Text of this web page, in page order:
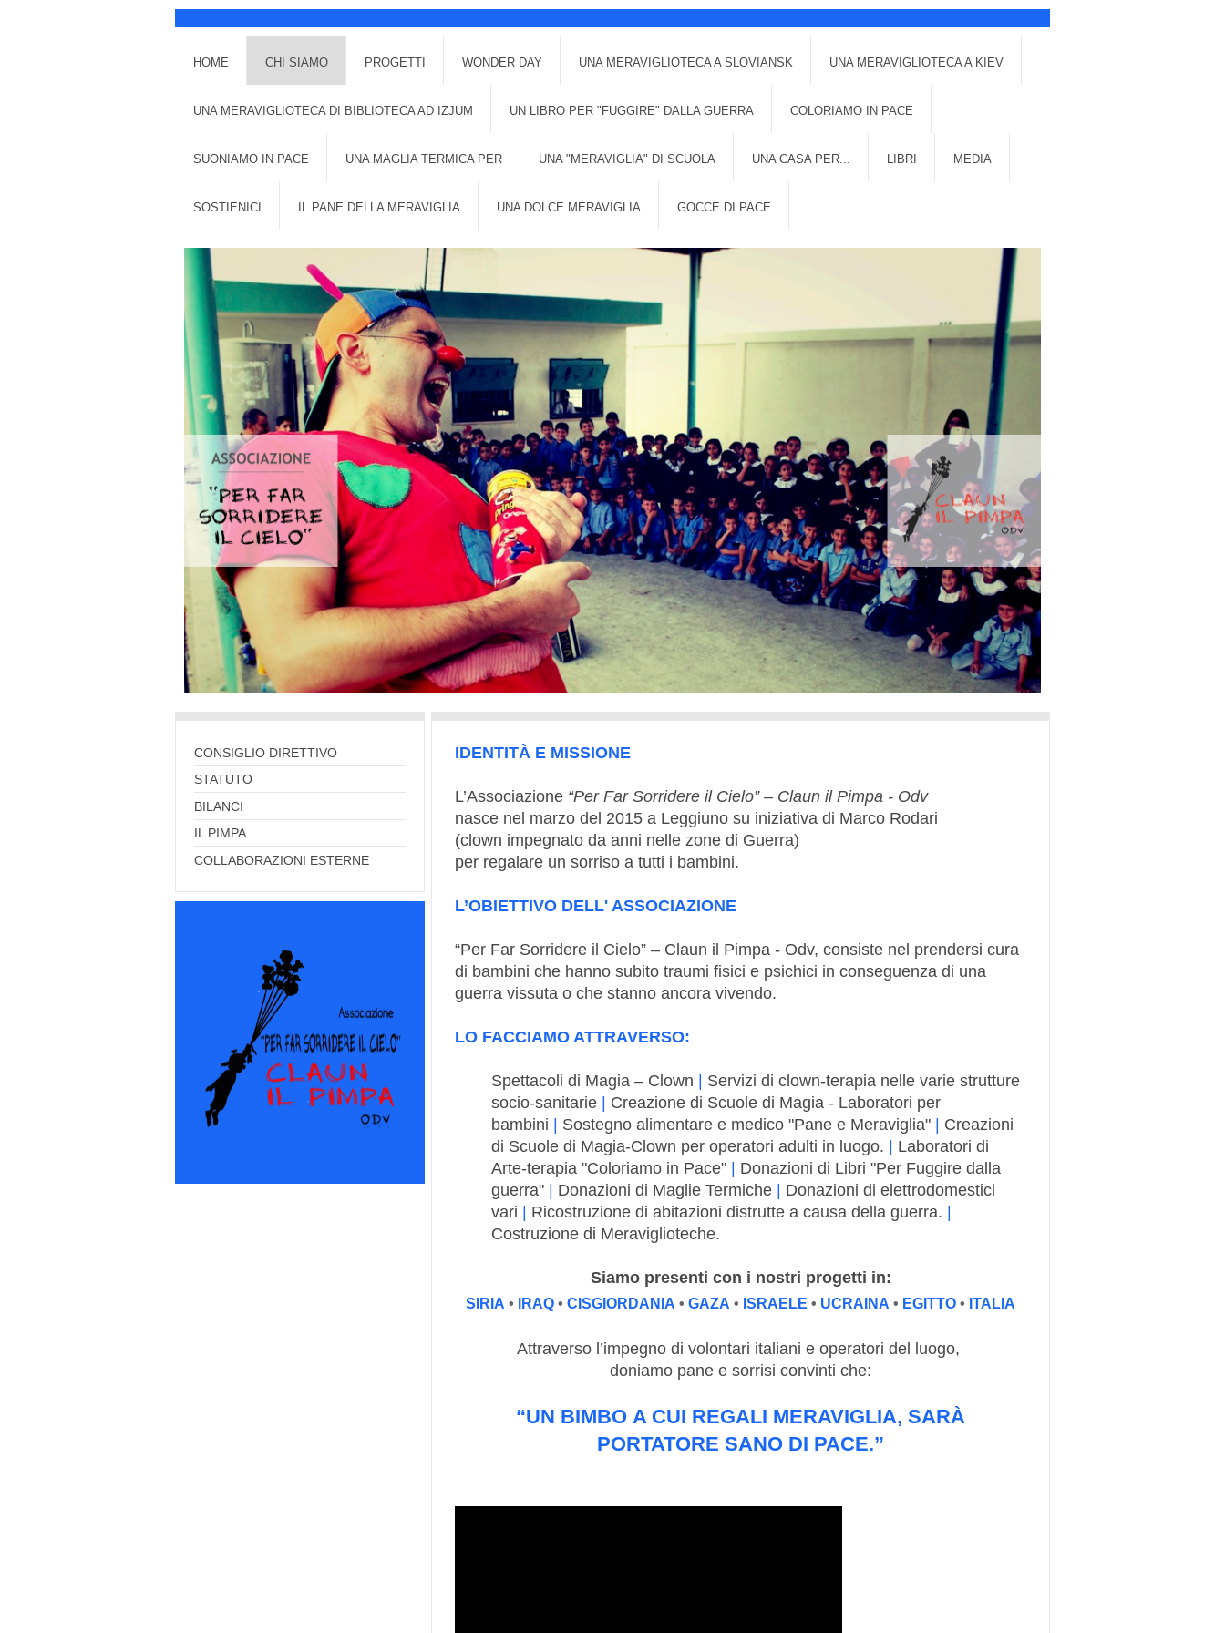
HOME CHI SIAMO PROGETTI WONDER DAY UNA MERAVIGLIOTECA A SLOVIANSK UNA MERAVIGLIOTECA A KIEV
UNA MERAVIGLIOTECA DI BIBLIOTECA AD IZJUM UN LIBRO PER "FUGGIRE" DALLA GUERRA COLORIAMO IN PACE
SUONIAMO IN PACE UNA MAGLIA TERMICA PER UNA "MERAVIGLIA" DI SCUOLA UNA CASA PER... LIBRI MEDIA
SOSTIENICI IL PANE DELLA MERAVIGLIA UNA DOLCE MERAVIGLIA GOCCE DI PACE
IDENTITÀ E MISSIONE
L’Associazione “Per Far Sorridere il Cielo” – Claun il Pimpa - Odv
nasce nel marzo del 2015 a Leggiuno su iniziativa di Marco Rodari
(clown impegnato da anni nelle zone di Guerra)
per regalare un sorriso a tutti i bambini.
L’OBIETTIVO DELL' ASSOCIAZIONE
“Per Far Sorridere il Cielo” – Claun il Pimpa - Odv, consiste nel prendersi cura
di bambini che hanno subito traumi fisici e psichici in conseguenza di una
guerra vissuta o che stanno ancora vivendo.
LO FACCIAMO ATTRAVERSO:
Spettacoli di Magia – Clown
Servizi di clown-terapia nelle varie strutture
socio-sanitarie
Creazione di Scuole di Magia - Laboratori per
bambini
Sostegno alimentare e medico "Pane e Meraviglia"
Creazioni
di Scuole di Magia-Clown per operatori adulti in luogo.
Laboratori di
Arte-terapia "Coloriamo in Pace"
Donazioni di Libri "Per Fuggire dalla
guerra"
Donazioni di Maglie Termiche
Donazioni di elettrodomestici
vari
Ricostruzione di abitazioni distrutte a causa della guerra.
Costruzione di Meraviglioteche.
Siamo presenti con i nostri progetti in:
SIRIA• IRAQ •CISGIORDANIA •GAZA • ISRAELE • UCRAINA • EGITTO • ITALIA
Attraverso l’impegno di volontari italiani e operatori del luogo,
doniamo pane e sorrisi convinti che:
“UN BIMBO A CUI REGALI MERAVIGLIA, SARÀ
PORTATORE SANO DI PACE.”​
CONSIGLIO DIRETTIVO
STATUTO
BILANCI
IL PIMPA
COLLABORAZIONI ESTERNE